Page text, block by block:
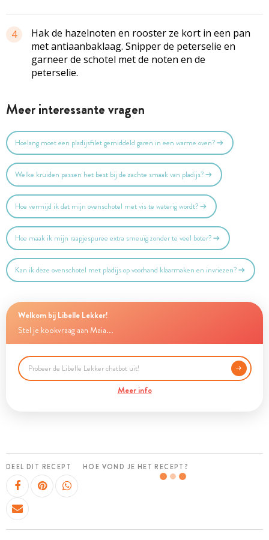
4
Hak de hazelnoten en rooster ze kort in een pan
met antiaanbaklaag. Snipper de peterselie en
garneer de schotel met de noten en de
peterselie.
Meer interessante vragen
Hoelang moet een pladijsfilet gemiddeld garen in een warme oven?
Welke kruiden passen het best bij de zachte smaak van pladijs?
Hoe vermijd ik dat mijn ovenschotel met vis te waterig wordt?
Hoe maak ik mijn raapjespuree extra smeuïg zonder te veel boter?
Kan ik deze ovenschotel met pladijs op voorhand klaarmaken en invriezen?
Welkom bij Libelle Lekker!
Stel je kookvraag aan Maia...
Meer info
DEEL DIT RECEPT HOE VOND JE HET RECEPT?